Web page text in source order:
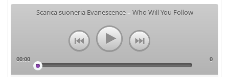
Scarica suoneria Evanescence – Who Will You Follow
00:00 0